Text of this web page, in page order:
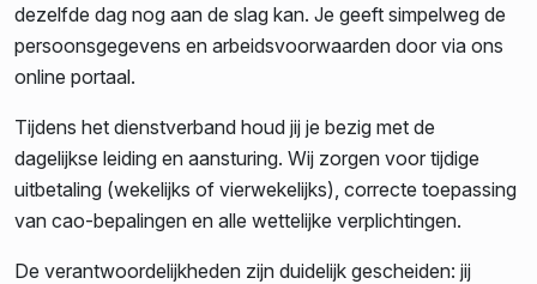
dezelfde dag nog aan de slag kan. Je geeft simpelweg de
persoonsgegevens en arbeidsvoorwaarden door via ons
online portaal.
Tijdens het dienstverband houd jij je bezig met de
dagelijkse leiding en aansturing. Wij zorgen voor tijdige
uitbetaling (wekelijks of vierwekelijks), correcte toepassing
van cao-bepalingen en alle wettelijke verplichtingen.
De verantwoordelijkheden zijn duidelijk gescheiden: jij